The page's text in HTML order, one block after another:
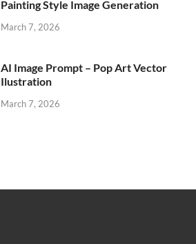
Painting Style Image Generation
March 7, 2026
AI Image Prompt – Pop Art Vector
Ilustration
March 7, 2026